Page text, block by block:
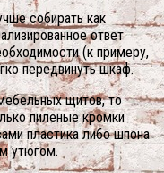
собирать как
ответ
(к примеру,
передвинуть шкаф.
щитов, то
пиленые кромки
пластика либо шпона
утюгом.